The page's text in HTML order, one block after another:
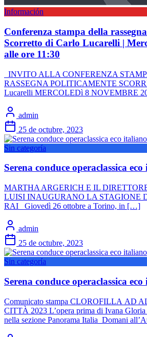
Información
Conferenza stampa della
Scorretto di Carlo Lucarelli |
alle ore 11:30
INVITO ALLA CONFERENZA
RASSEGNA POLITICAMENTE
Lucarelli MERCOLEDì 8 NOVEMBRE
admin
25 de octubre, 2023
Sin categoría
Serena conduce operaclassica
MARTHA ARGERICH E IL
LUISI INAUGURANO LA STAGIONE
RAI Giovedì 26 ottobre a Torino, in […]
admin
25 de octubre, 2023
Sin categoría
Serena conduce operaclassica
Comunicato stampa CLOROFILLA AD
CITTÀ 2023 L’opera prima di Ivana Gloria
nella sezione Panorama Italia Domani